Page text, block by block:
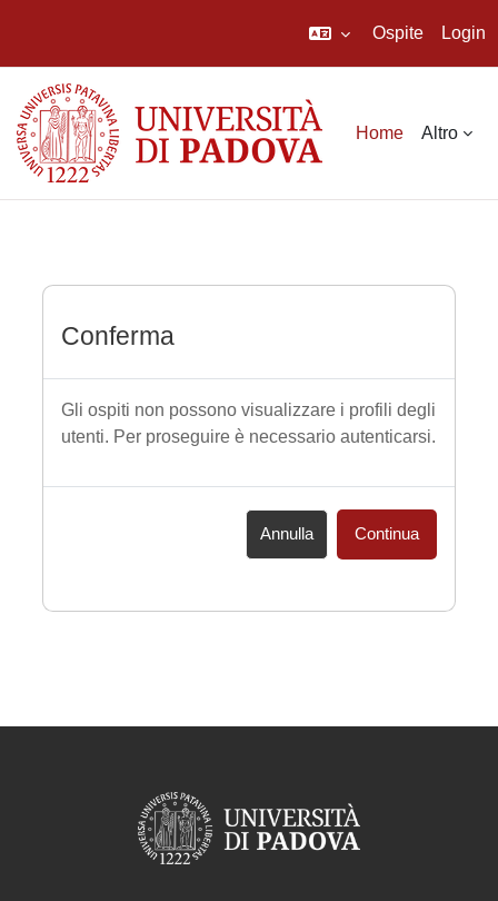
Ospite Login
Home Altro
Conferma
Gli ospiti non possono visualizzare i profili degli
utenti. Per proseguire è necessario autenticarsi.
Annulla Continua